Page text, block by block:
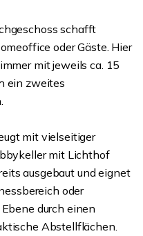
schafft
oder Gäste. Hier
mit jeweils ca. 15
ein zweites
mit vielseitiger
mit Lichthof
ausgebaut und eignet
oder
durch einen
Abstellflächen.